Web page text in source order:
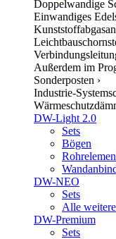
Doppelwandige
Einwandiges
Außerdem im
Sonderposten ›
Industrie-
DW-Light 2.0
Sets
Bögen
DW-NEO
Sets
Alle
DW-Premium
Sets